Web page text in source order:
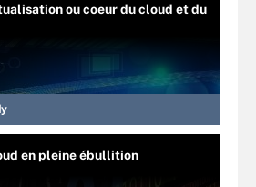
ou coeur du cloud et du
en pleine ébullition